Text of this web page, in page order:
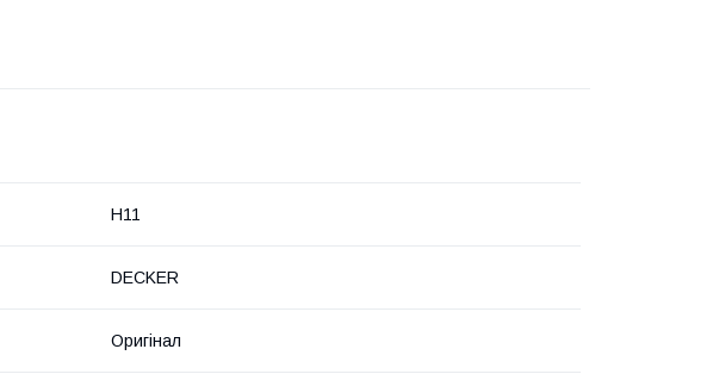
H11
DECKER
Оригінал